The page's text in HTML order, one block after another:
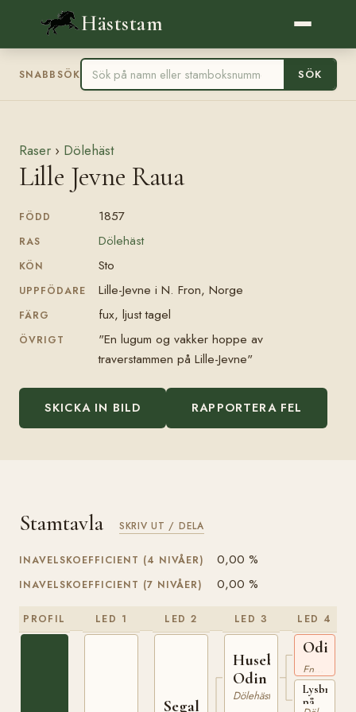
Häststam
SNABBSÖK SÖK
Raser › Dölehäst
Lille Jevne Raua
FÖDD 1857
RAS Dölehäst
KÖN Sto
UPPFÖDARE Lille-Jevne i N. Fron, Norge
FÄRG fux, ljust tagel
ÖVRIGT
"En lugum og vakker hoppe av
traverstammen på Lille-Jevne"
SKICKA IN BILD RAPPORTERA FEL
Stamtavla SKRIV UT / DELA
INAVELSKOEFFICIENT (4 NIVÅER) 0,00 %
INAVELSKOEFFICIENT (7 NIVÅER) 0,00 %
PROFIL LED 1 LED 2
Segalstadhingsten
LED 3
Huseby-
Odin
Dölehäst
LED 4
Odin
xx
Lysbruna
på